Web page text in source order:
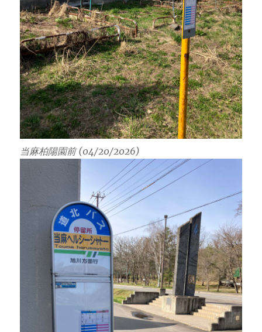
当麻柏陽園前 (04/20/2026)